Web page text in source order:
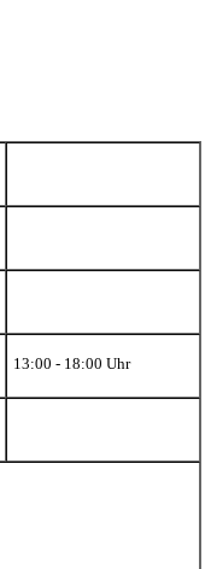
13:00 - 18:00 Uhr